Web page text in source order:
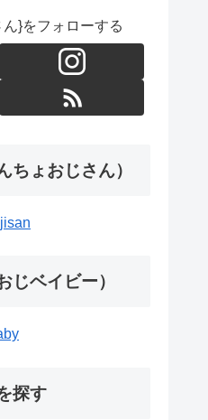
}をフォローする
ちょおじさん）
じベイビー）
探す